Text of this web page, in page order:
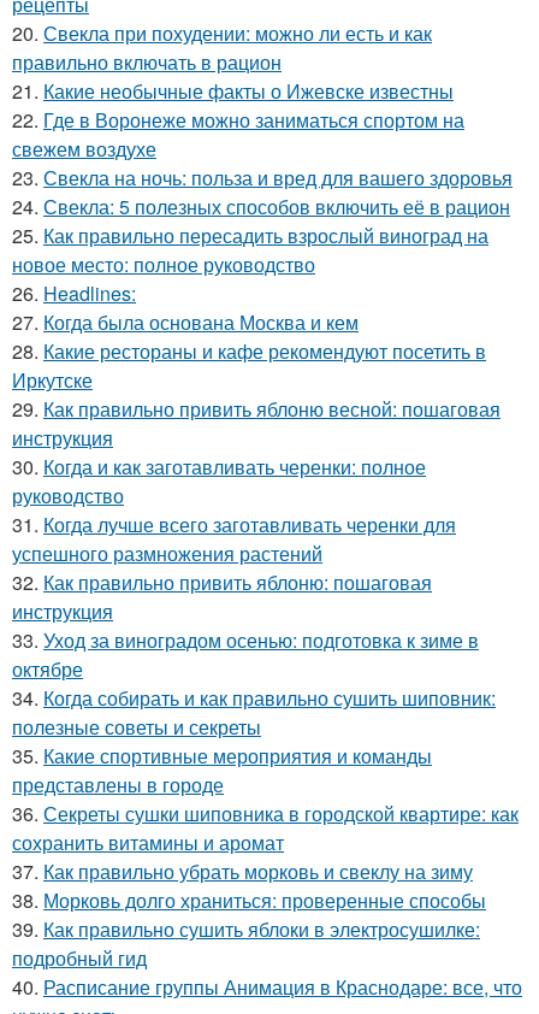
20. Свекла при похудении: можно ли есть и как
правильно включать в рацион
21. Какие необычные факты о Ижевске известны
22. Где в Воронеже можно заниматься спортом на
свежем воздухе
23. Свекла на ночь: польза и вред для вашего здоровья
24. Свекла: 5 полезных способов включить её в рацион
25. Как правильно пересадить взрослый виноград на
новое место: полное руководство
26. Headlines:
27. Когда была основана Москва и кем
28. Какие рестораны и кафе рекомендуют посетить в
Иркутске
29. Как правильно привить яблоню весной: пошаговая
инструкция
30. Когда и как заготавливать черенки: полное
руководство
31. Когда лучше всего заготавливать черенки для
успешного размножения растений
32. Как правильно привить яблоню: пошаговая
инструкция
33. Уход за виноградом осенью: подготовка к зиме в
октябре
34. Когда собирать и как правильно сушить шиповник:
полезные советы и секреты
35. Какие спортивные мероприятия и команды
представлены в городе
36. Секреты сушки шиповника в городской квартире: как
сохранить витамины и аромат
37. Как правильно убрать морковь и свеклу на зиму
38. Морковь долго храниться: проверенные способы
39. Как правильно сушить яблоки в электросушилке:
подробный гид
40. Расписание группы Анимация в Краснодаре: все, что